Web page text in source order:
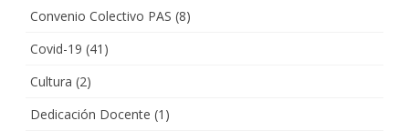
Convenio Colectivo PAS (8)
Covid-19 (41)
Cultura (2)
Dedicación Docente (1)